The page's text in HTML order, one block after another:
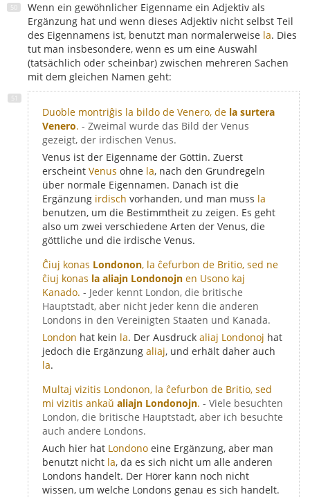
Wenn ein gewöhnlicher Eigenname ein Adjektiv als
Ergänzung hat und wenn dieses Adjektiv nicht selbst Teil
des Eigennamens ist, benutzt man normalerweise la. Dies
tut man insbesondere, wenn es um eine Auswahl
(tatsächlich oder scheinbar) zwischen mehreren Sachen
mit dem gleichen Namen geht:
Duoble montriĝis la bildo de Venero, de la surtera
Venero. - Zweimal wurde das Bild der Venus
gezeigt, der irdischen Venus.
Venus ist der Eigenname der Göttin. Zuerst
erscheint Venus ohne la, nach den Grundregeln
über normale Eigennamen. Danach ist die
Ergänzung irdisch vorhanden, und man muss la
benutzen, um die Bestimmtheit zu zeigen. Es geht
also um zwei verschiedene Arten der Venus, die
göttliche und die irdische Venus.
Ĉiuj konas Londonon, la ĉefurbon de Britio, sed ne
ĉiuj konas la aliajn Londonojn en Usono kaj
Kanado. - Jeder kennt London, die britische
Hauptstadt, aber nicht jeder kenn die anderen
Londons in den Vereinigten Staaten und Kanada.
London hat kein la. Der Ausdruck aliaj Londonoj hat
jedoch die Ergänzung aliaj, und erhält daher auch
la.
Multaj vizitis Londonon, la ĉefurbon de Britio, sed
mi vizitis ankaŭ aliajn Londonojn. - Viele besuchten
London, die britische Hauptstadt, aber ich besuchte
auch andere Londons.
Auch hier hat Londono eine Ergänzung, aber man
benutzt nicht la, da es sich nicht um alle anderen
Londons handelt. Der Hörer kann noch nicht
wissen, um welche Londons genau es sich handelt.